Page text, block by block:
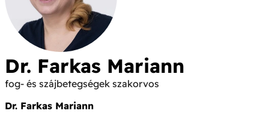
Dr. Farkas Mariann
fog- és szájbetegségek szakorvos
Dr. Farkas Mariann